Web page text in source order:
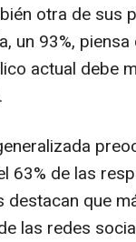
otra de sus
un 93%,
actual debe
63% de las
que
las redes